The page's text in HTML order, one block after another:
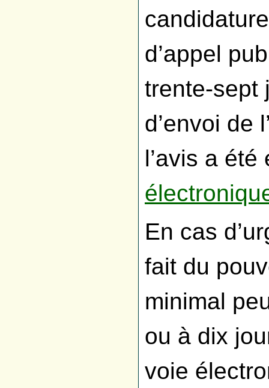
d’appel
trente-sept
d’envoi de
l’avis a
En cas
fait du
minimal
ou à dix
voie